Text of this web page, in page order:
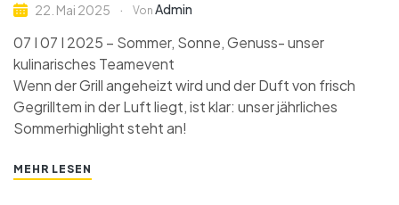
22. Mai 2025 Von Admin
07 I 07 I 2025 – Sommer, Sonne, Genuss- unser
kulinarisches Teamevent
Wenn der Grill angeheizt wird und der Duft von frisch
Gegrilltem in der Luft liegt, ist klar: unser jährliches
Sommerhighlight steht an!
MEHR LESEN